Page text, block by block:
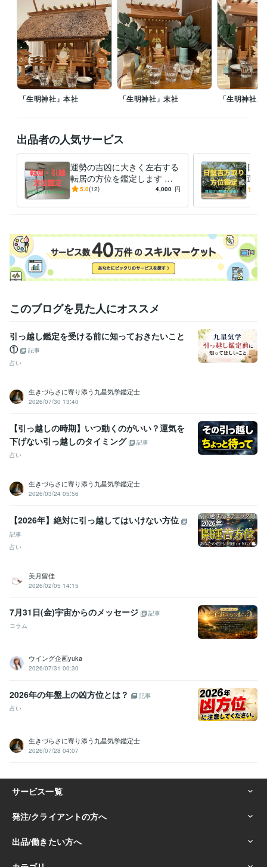
霊相（霊視・除霊・浄霊等）:28年九星気学鑑定（方位学）:28年
霊理姓名学判断（鑑定）:27年
得意分野
占い 九星気学鑑定 病気平癒（霊視・浄霊） 心願成就 水子霊供養
故人供養
九星気学 方位学 運命学 占い 開運 神道 御祈願 霊視
お祓い
供養
「生明神社」本社 「生明神社」末社 「生明神社」
出品者の人気サービス
運勢の吉凶に大きく左右する
転居の方位を鑑定します ー
転居・引越で人生を狂わさな
ー
5.0(12) 4,000 円
日盤
運に
ー
定）
このブログを見た人にオススメ
引っ越し鑑定を受ける前に知っておきたいこと
①
記事
占い
生きづらさに寄り添う九星気学鑑定士
2026/07/30 13:40
【引っ越しの時期】いつ動くのがいい？運気を
下げない引っ越しのタイミング
記事
占い
生きづらさに寄り添う九星気学鑑定士
2026/03/24 05:56
【2026年】絶対に引っ越してはいけない方位
記事
占い
美月留佳
2026/02/05 14:15
7月31日(金)宇宙からのメッセージ
記事
コラム
ウイング企画yuka
2026/07/31 00:30
2026年の年盤上の凶方位とは？
記事
占い
生きづらさに寄り添う九星気学鑑定士
2026/07/28 04:07